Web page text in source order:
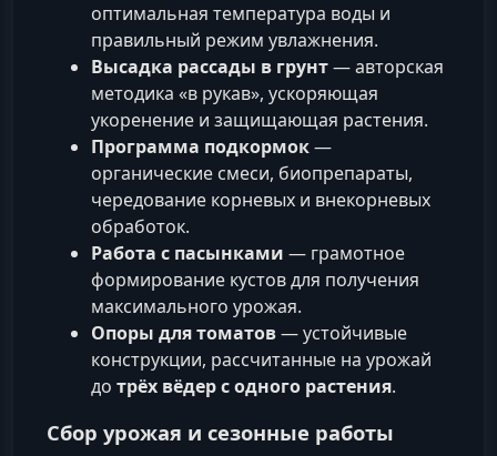
оптимальная температура воды и
правильный режим увлажнения.
Высадка рассады в грунт— авторская
методика «в рукав», ускоряющая
укоренение и защищающая растения.
Программа подкормок—
органические смеси, биопрепараты,
чередование корневых и внекорневых
обработок.
Работа с пасынками — грамотное
формирование кустов для получения
максимального урожая.
Опоры для томатов— устойчивые
конструкции, рассчитанные на урожай
до трёх вёдер с одного растения.
Сбор урожая и сезонные работы